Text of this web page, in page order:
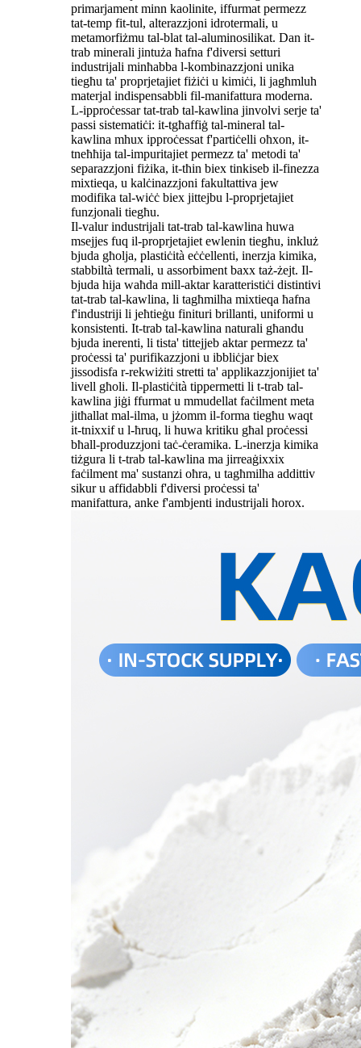
primarjament minn kaolinite, iffurmat permezz
tat-temp fit-tul, alterazzjoni idrotermali, u
metamorfiżmu tal-blat tal-aluminosilikat. Dan it-
trab minerali jintuża ħafna f'diversi setturi
industrijali minħabba l-kombinazzjoni unika
tiegħu ta' proprjetajiet fiżiċi u kimiċi, li jagħmluh
materjal indispensabbli fil-manifattura moderna.
L-ipproċessar tat-trab tal-kawlina jinvolvi serje ta'
passi sistematiċi: it-tgħaffiġ tal-mineral tal-
kawlina mhux ipproċessat f'partiċelli oħxon, it-
tneħħija tal-impuritajiet permezz ta' metodi ta'
separazzjoni fiżika, it-tħin biex tinkiseb il-finezza
mixtieqa, u kalċinazzjoni fakultattiva jew
modifika tal-wiċċ biex jittejbu l-proprjetajiet
funzjonali tiegħu.
Il-valur industrijali tat-trab tal-kawlina huwa
msejjes fuq il-proprjetajiet ewlenin tiegħu, inkluż
bjuda għolja, plastiċità eċċellenti, inerzja kimika,
stabbiltà termali, u assorbiment baxx taż-żejt. Il-
bjuda hija waħda mill-aktar karatteristiċi distintivi
tat-trab tal-kawlina, li tagħmilha mixtieqa ħafna
f'industriji li jeħtieġu finituri brillanti, uniformi u
konsistenti. It-trab tal-kawlina naturali għandu
bjuda inerenti, li tista' tittejjeb aktar permezz ta'
proċessi ta' purifikazzjoni u ibbliċjar biex
jissodisfa r-rekwiżiti stretti ta' applikazzjonijiet ta'
livell għoli. Il-plastiċità tippermetti li t-trab tal-
kawlina jiġi ffurmat u mmudellat faċilment meta
jitħallat mal-ilma, u jżomm il-forma tiegħu waqt
it-tnixxif u l-ħruq, li huwa kritiku għal proċessi
bħall-produzzjoni taċ-ċeramika. L-inerzja kimika
tiżgura li t-trab tal-kawlina ma jirreaġixxix
faċilment ma' sustanzi oħra, u tagħmilha addittiv
sikur u affidabbli f'diversi proċessi ta'
manifattura, anke f'ambjenti industrijali ħorox.